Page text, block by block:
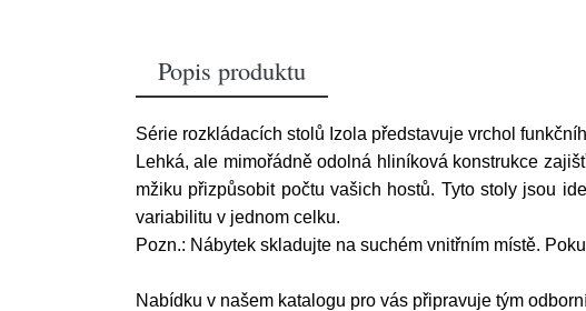
Popis produktu
Série rozkládacích stolů Izola představuje vrchol
Lehká, ale mimořádně odolná hliníková konstrukce
mžiku přizpůsobit počtu vašich hostů. Tyto stoly jsou
variabilitu v jednom celku.
Pozn.: Nábytek skladujte na suchém vnitřním místě.
Nabídku v našem katalogu pro vás připravuje tým